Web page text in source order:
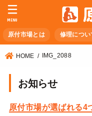
原付市場とは 修理につい
MENU
HOME IMG_2088
お知らせ
原付市場が選ばれる4